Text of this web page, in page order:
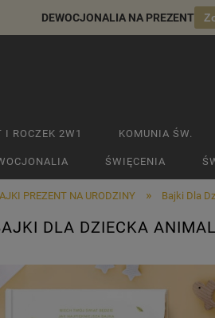
DEWOCJONALIA NA PREZENT
I ROCZEK 2W1 KOMUNIA ŚW.
ŚWIĘCENIA
PREZENT NA URODZINY » Bajki Dla
DLA DZIECKA